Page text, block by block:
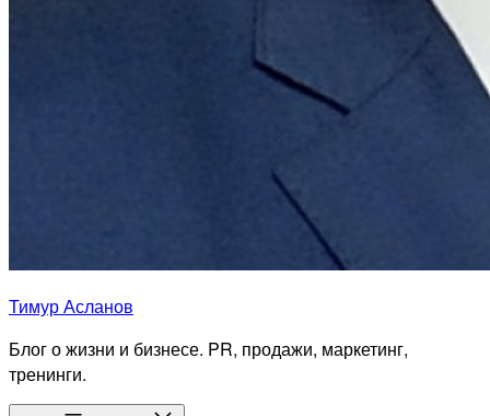
Тимур Асланов
Блог о жизни и бизнесе. PR, продажи, маркетинг,
тренинги.